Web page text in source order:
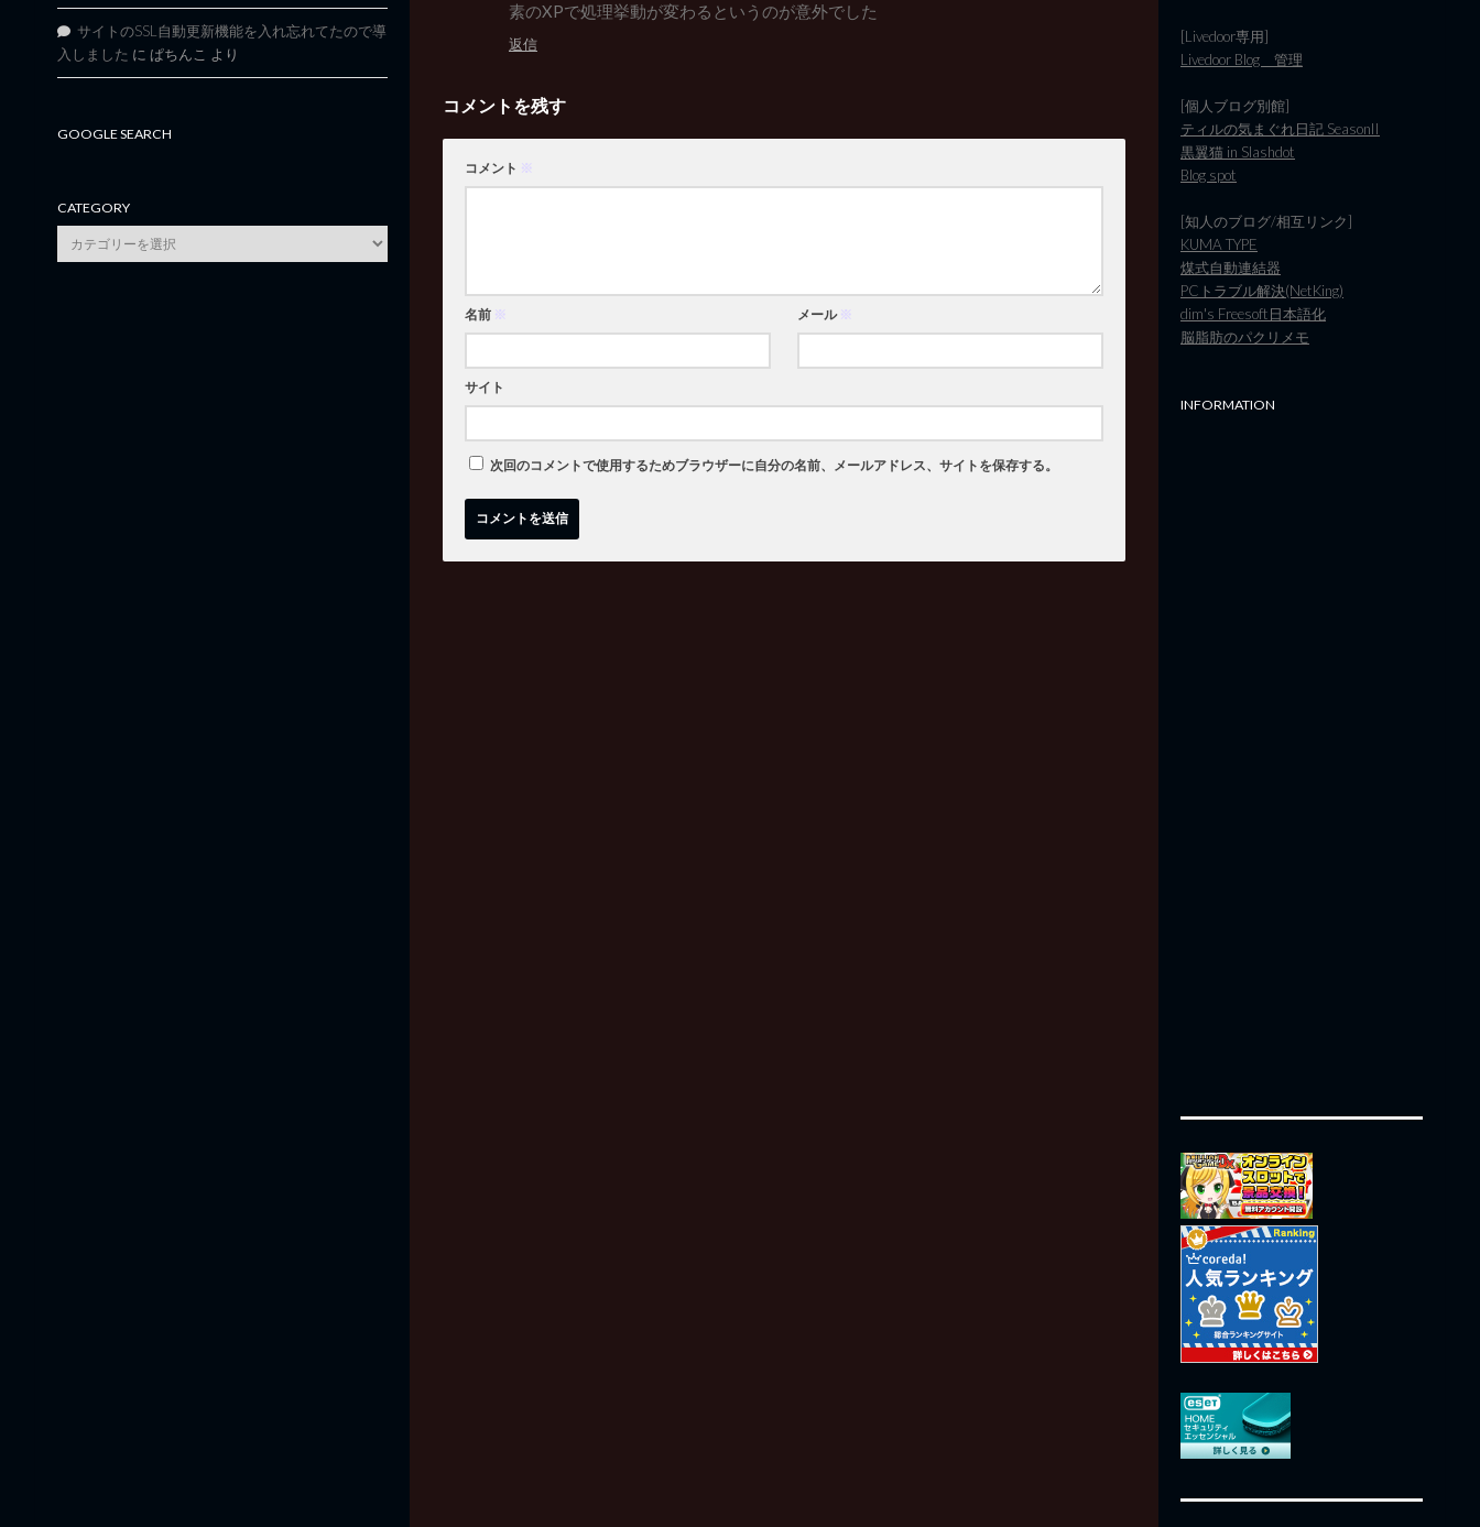
素のXPで処理挙動が変わるというのが意外でした
返信
コメントを残す
コメント ※
名前 ※ メール ※
サイト
次回のコメントで使用するためブラウザーに自分の名前、メールアドレス、サイトを保存する。
サイトのSSL自動更新機能を入れ忘れてたので導
入しました に ぱちんこ より
GOOGLE SEARCH
CATEGORY
category
[Livedoor専用]
Livedoor Blog 管理
[個人ブログ別館]
ティルの気まぐれ日記 SeasonII
黒翼猫 in Slashdot
Blog spot
[知人のブログ/相互リンク]
KUMA TYPE
煤式自動連結器
PCトラブル解決(NetKing)
dim's Freesoft日本語化
脳脂肪のパクリメモ
INFORMATION